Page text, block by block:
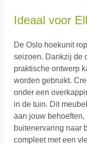
Ideaal voor
De Oslo hoekunit
seizoen. Dankzij de
praktische ontwerp
worden gebruikt.
onder een
in de tuin. Dit
aan jouw
buitenervaring naar
compleet met een